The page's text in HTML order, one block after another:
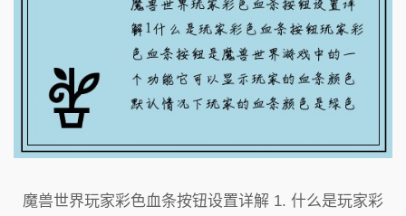
魔兽世界玩家彩色血条按钮设置详解 1. 什么是玩家彩